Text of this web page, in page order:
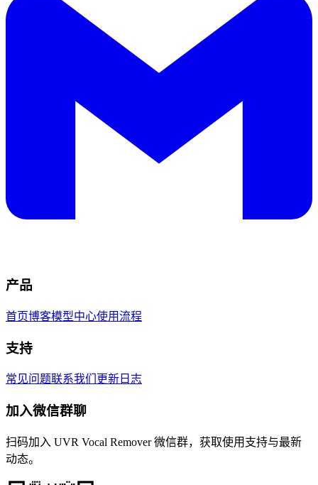
产品
首页博客模型中心使用流程
支持
常见问题联系我们 更新日志
加入微信群聊
扫码加入 UVR Vocal Remover 微信群，获取使用支持与最新
动态。